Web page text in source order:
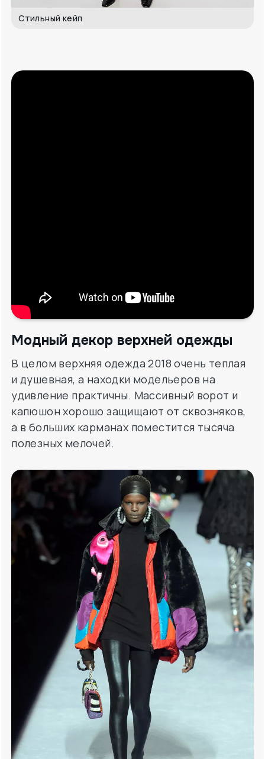
Стильный кейп
Модный декор верхней одежды
В целом верхняя одежда 2018 очень теплая
и душевная, а находки модельеров на
удивление практичны. Массивный ворот и
капюшон хорошо защищают от сквозняков,
а в больших карманах поместится тысяча
полезных мелочей.